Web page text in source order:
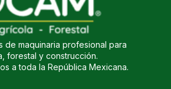
de maquinaria profesional para
forestal y construcción.
a toda la República Mexicana.